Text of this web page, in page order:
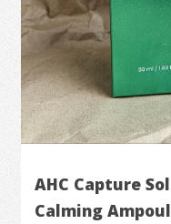
AHC Capture
Calming